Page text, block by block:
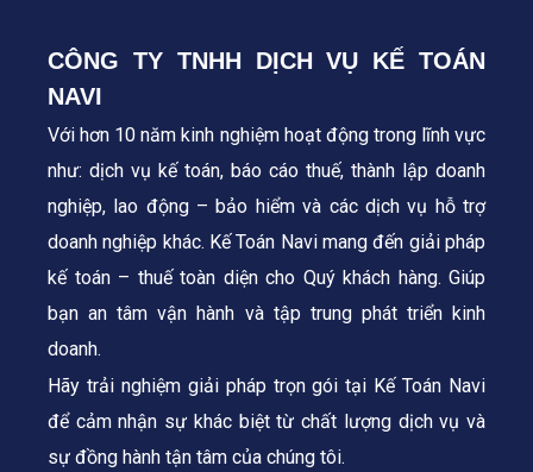
CÔNG TY TNHH DỊCH VỤ KẾ TOÁN
NAVI
Với hơn 10 năm kinh nghiệm hoạt động trong lĩnh vực
như: dịch vụ kế toán, báo cáo thuế, thành lập doanh
nghiệp, lao động – bảo hiểm và các dịch vụ hỗ trợ
doanh nghiệp khác. Kế Toán Navi mang đến giải pháp
kế toán – thuế toàn diện cho Quý khách hàng. Giúp
bạn an tâm vận hành và tập trung phát triển kinh
doanh.
Hãy trải nghiệm giải pháp trọn gói tại Kế Toán Navi
để cảm nhận sự khác biệt từ chất lượng dịch vụ và
sự đồng hành tận tâm của chúng tôi.